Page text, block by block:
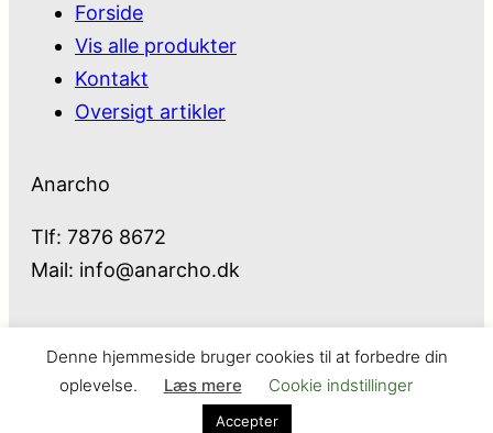
Forside
Vis alle produkter
Kontakt
Oversigt artikler
Anarcho
Tlf: 7876 8672
Mail: info@anarcho.dk
Anarcho – alt i Hårde Hvidevarer
Cookie- og privatlivspolitik Kontakt
Denne hjemmeside bruger cookies til at forbedre din
oplevelse.
Læs mere Cookie indstillinger
Accepter